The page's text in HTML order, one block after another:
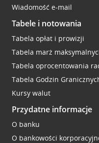
Wiadomość e-mail
Tabele i notowania
Tabela opłat i prowizji
Tabela marż
Tabela oprocentowania
Tabela Godzin
Kursy walut
Przydatne informacje
O banku
O bankowości